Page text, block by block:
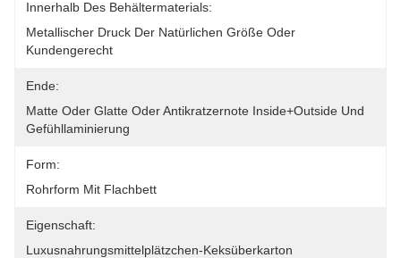
Innerhalb Des Behältermaterials:
Metallischer Druck Der Natürlichen Größe Oder
Kundengerecht
Ende:
Matte Oder Glatte Oder Antikratzernote Inside+outside Und
Gefühllaminierung
Form:
Rohrform Mit Flachbett
Eigenschaft:
Luxusnahrungsmittelplätzchen-Keksüberkarton